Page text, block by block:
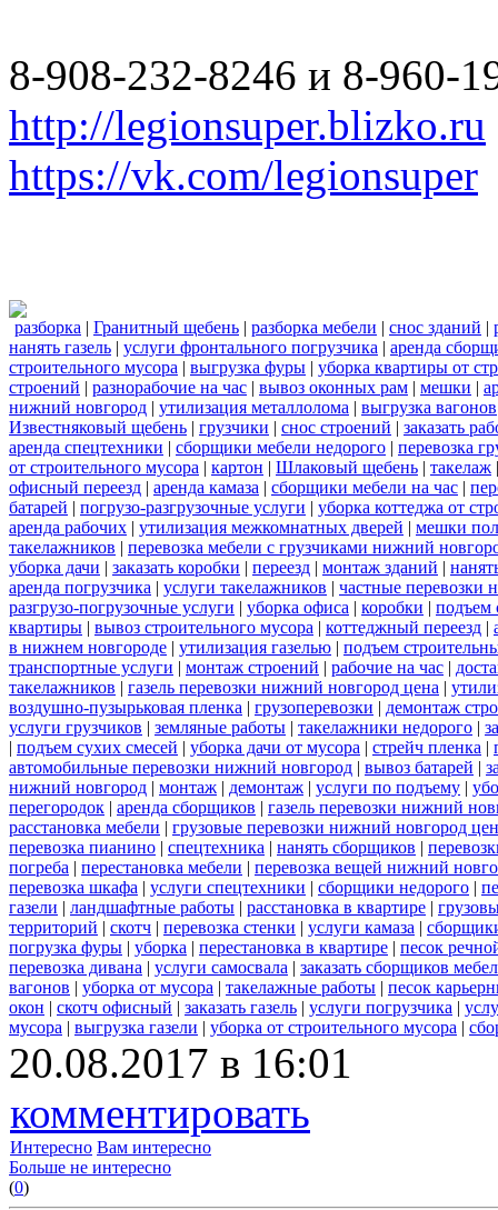
8-908-232-8246 и 8-960-
http://legionsuper.blizko.ru
https://vk.com/legionsuper
разборка | Гранитный щебень | разборка мебели | снос зданий |
нанять газель | услуги фронтального погрузчика | аренда
строительного мусора | выгрузка фуры | уборка квартиры от
строений | разнорабочие на час | вывоз оконных рам | мешки |
нижний новгород | утилизация металлолома | выгрузка вагонов
Известняковый щебень | грузчики | снос строений | заказать
аренда спецтехники | сборщики мебели недорого | перевозка
от строительного мусора | картон | Шлаковый щебень | такелаж
офисный переезд | аренда камаза | сборщики мебели на час |
батарей | погрузо-разгрузочные услуги | уборка коттеджа от
аренда рабочих | утилизация межкомнатных дверей | мешки
такелажников | перевозка мебели с грузчиками нижний
уборка дачи | заказать коробки | переезд | монтаж зданий |
аренда погрузчика | услуги такелажников | частные перевозки
разгрузо-погрузочные услуги | уборка офиса | коробки | подъем
квартиры | вывоз строительного мусора | коттеджный переезд |
в нижнем новгороде | утилизация газелью | подъем
транспортные услуги | монтаж строений | рабочие на час |
такелажников | газель перевозки нижний новгород цена |
воздушно-пузырьковая пленка | грузоперевозки | демонтаж
услуги грузчиков | земляные работы | такелажники недорого |
| подъем сухих смесей | уборка дачи от мусора | стрейч пленка |
автомобильные перевозки нижний новгород | вывоз батарей |
нижний новгород | монтаж | демонтаж | услуги по подъему |
перегородок | аренда сборщиков | газель перевозки нижний
расстановка мебели | грузовые перевозки нижний новгород
перевозка пианино | спецтехника | нанять сборщиков |
погреба | перестановка мебели | перевозка вещей нижний
перевозка шкафа | услуги спецтехники | сборщики недорого |
газели | ландшафтные работы | расстановка в квартире |
территорий | скотч | перевозка стенки | услуги камаза |
погрузка фуры | уборка | перестановка в квартире | песок
перевозка дивана | услуги самосвала | заказать сборщиков
вагонов | уборка от мусора | такелажные работы | песок
окон | скотч офисный | заказать газель | услуги погрузчика |
мусора | выгрузка газели | уборка от строительного мусора |
20.08.2017 в 16:01
комментировать
Интересно Вам интересно
Больше не интересно
(0)